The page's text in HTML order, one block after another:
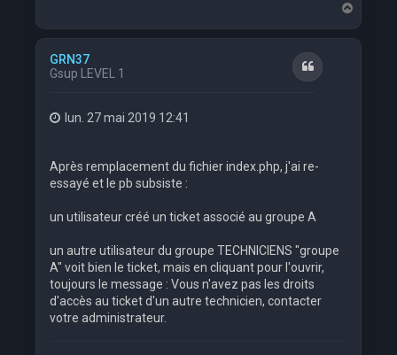
a
GRN37
Gsup LEVEL 1
Citation
lun. 27 mai 2019 12:41
Après remplacement du fichier index.php, j'ai re-
essayé et le pb subsiste :
un utilisateur créé un ticket associé au groupe A
un autre utilisateur du groupe TECHNICIENS "groupe
A" voit bien le ticket, mais en cliquant pour l'ouvrir,
toujours le message : Vous n'avez pas les droits
d'accès au ticket d'un autre technicien, contacter
votre administrateur.